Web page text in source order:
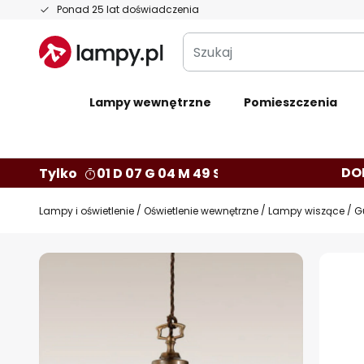
Ponad 25 lat doświadczenia
Przejdź
treści
Szukaj
Lampy wewnętrzne Pomieszczenia
Tylko 01 D 07 G 04 M 48 S
Lampy i oświetlenie Oświetlenie wewnętrzne Lampy wiszące
Przejdź